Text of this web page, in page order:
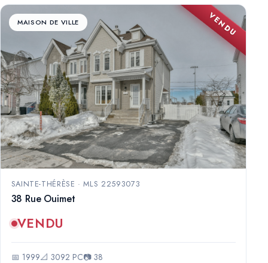
MAISON DE VILLE VENDU
SAINTE-THÉRÈSE · MLS 22593073
38 Rue Ouimet
VENDU
📅 1999📐 3092 PC📷 38